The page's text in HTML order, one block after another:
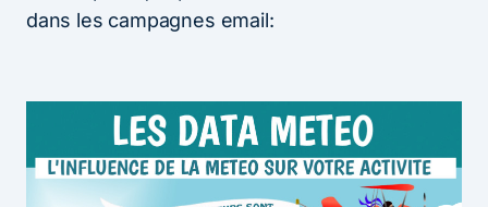
dans les campagnes email: